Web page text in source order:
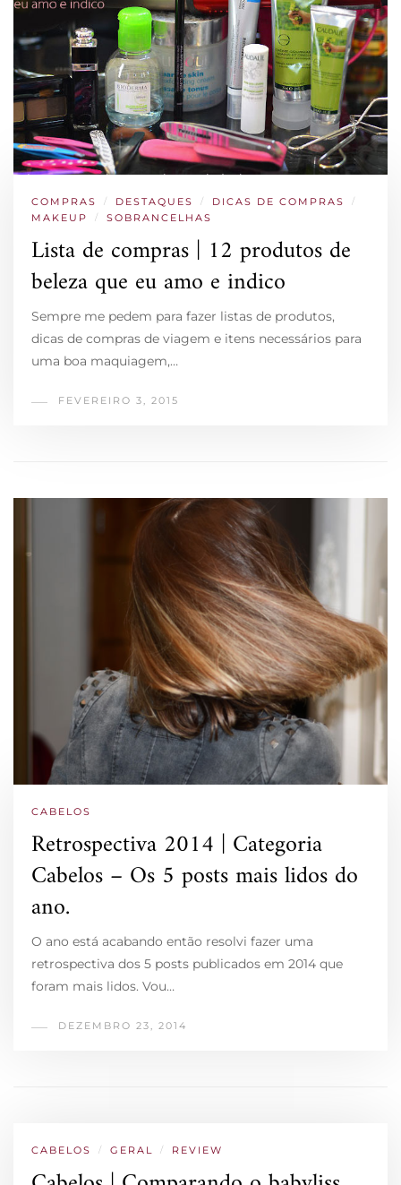
COMPRAS / DESTAQUES / DICAS DE COMPRAS /
MAKEUP / SOBRANCELHAS
Lista de compras | 12 produtos de
beleza que eu amo e indico
Sempre me pedem para fazer listas de produtos,
dicas de compras de viagem e itens necessários para
uma boa maquiagem,…
FEVEREIRO 3, 2015
CABELOS
Retrospectiva 2014 | Categoria
Cabelos – Os 5 posts mais lidos do
ano.
O ano está acabando então resolvi fazer uma
retrospectiva dos 5 posts publicados em 2014 que
foram mais lidos. Vou…
DEZEMBRO 23, 2014
CABELOS / GERAL / REVIEW